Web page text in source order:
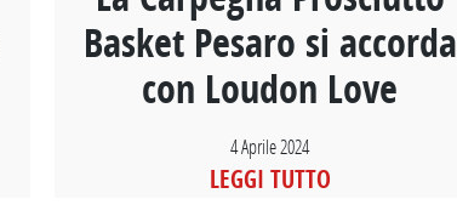
Basket Pesaro si accorda
con Loudon Love
4 Aprile 2024
LEGGI TUTTO